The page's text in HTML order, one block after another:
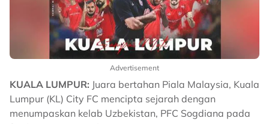
Advertisement
KUALA LUMPUR: Juara bertahan Piala Malaysia, Kuala
Lumpur (KL) City FC mencipta sejarah dengan
menumpaskan kelab Uzbekistan, PFC Sogdiana pada